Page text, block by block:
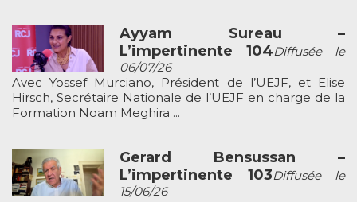
Ayyam Sureau –
L’impertinente 104Diffusée le
06/07/26
Avec Yossef Murciano, Président de l’UEJF, et Elise
Hirsch, Secrétaire Nationale de l’UEJF en charge de la
Formation Noam Meghira ...
Gerard Bensussan –
L’impertinente 103Diffusée le
15/06/26